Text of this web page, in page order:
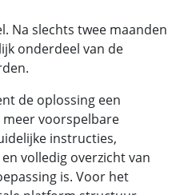
Na slechts twee maanden
onderdeel van de
de oplossing een
meer voorspelbare
instructies,
volledig overzicht van
is. Voor het